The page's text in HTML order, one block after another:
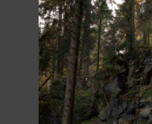
LED-
WIR